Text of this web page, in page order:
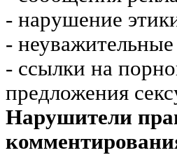
- нарушение
-
- ссылки на
предложения
Нарушители